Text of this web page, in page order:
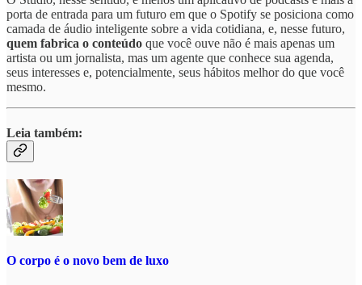
porta de entrada para um futuro em que o Spotify se posiciona como
camada de áudio inteligente sobre a vida cotidiana, e, nesse futuro,
quem fabrica o conteúdo que você ouve não é mais apenas um
artista ou um jornalista, mas um agente que conhece sua agenda,
seus interesses e, potencialmente, seus hábitos melhor do que você
mesmo.
Leia também:
O corpo é o novo bem de luxo